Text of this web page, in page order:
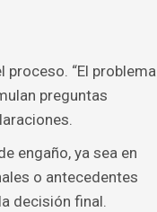
“El problema
preguntas
engaño, ya sea en
o antecedentes
decisión final.